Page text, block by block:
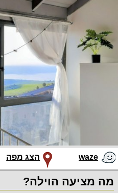
waze הצג מפה
מה מציעה הוילה?